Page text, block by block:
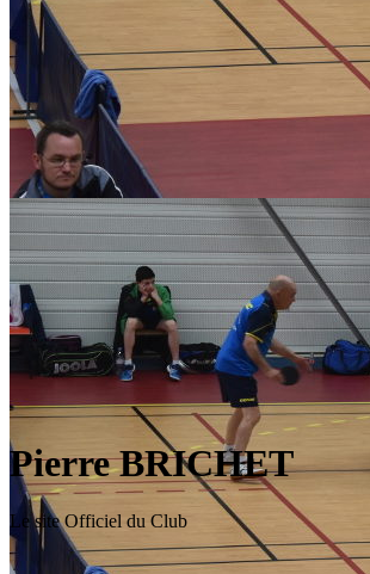
Pierre BRICHET
Le site Officiel du Club